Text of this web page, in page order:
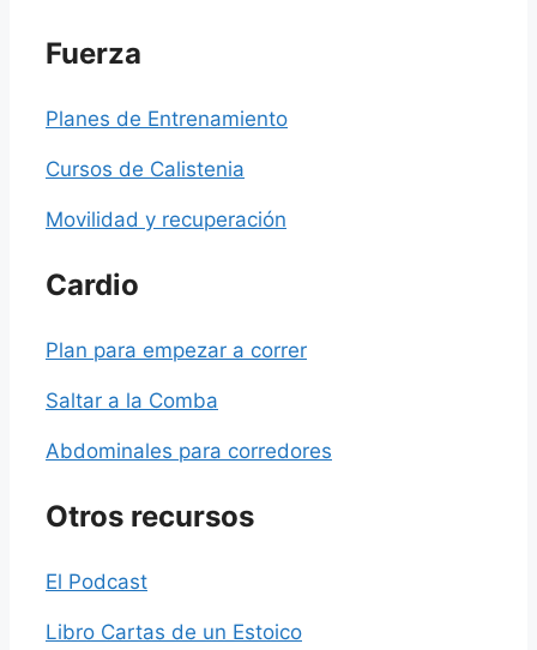
Fuerza
Planes de Entrenamiento
Cursos de Calistenia
Movilidad y recuperación
Cardio
Plan para empezar a correr
Saltar a la Comba
Abdominales para corredores
Otros recursos
El Podcast
Libro Cartas de un Estoico